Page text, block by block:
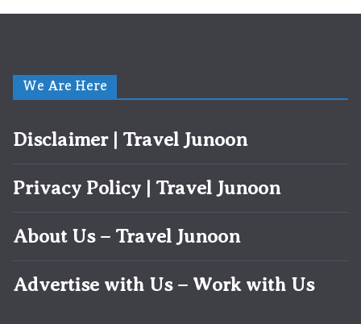
We Are Here
Disclaimer | Travel Junoon
Privacy Policy | Travel Junoon
About Us – Travel Junoon
Advertise with Us – Work with Us